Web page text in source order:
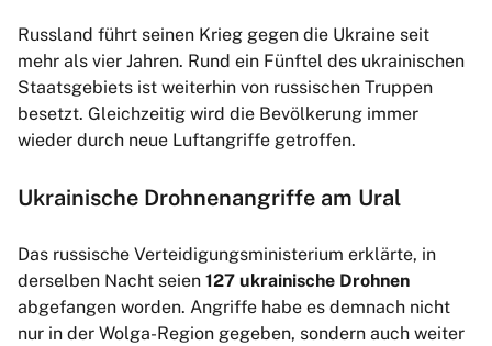
Russland führt seinen Krieg gegen die Ukraine seit
mehr als vier Jahren. Rund ein Fünftel des ukrainischen
Staatsgebiets ist weiterhin von russischen Truppen
besetzt. Gleichzeitig wird die Bevölkerung immer
wieder durch neue Luftangriffe getroffen.
Ukrainische Drohnenangriffe am Ural
Das russische Verteidigungsministerium erklärte, in
derselben Nacht seien 127 ukrainische Drohnen
abgefangen worden. Angriffe habe es demnach nicht
nur in der Wolga-Region gegeben, sondern auch weiter